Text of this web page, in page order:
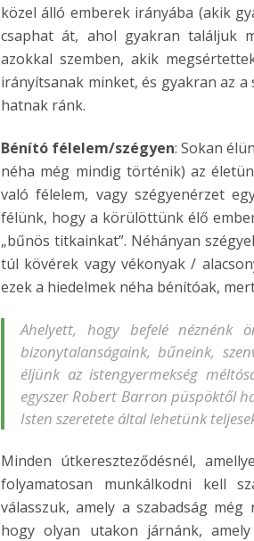
közel álló emberek irányába (akik
csaphat át, ahol gyakran találjuk
azokkal szemben, akik
irányítsanak minket, és gyakran az
hatnak ránk.
Bénító félelem/szégyen: Sokan
néha még mindig történik) az
való félelem, vagy szégyenérzet
félünk, hogy a körülöttünk élő
„bűnös titkainkat”. Néhányan
túl kövérek vagy vékonyak /
ezek a hiedelmek néha bénítóak,
Ahelyett, hogy befelé néznénk
bizonytalanságaink, bűneink,
éljünk az istengyermekség
egyszer Robert Barron püspöktől
Isten szeretete által lehetünk
Minden útkereszteződésnél,
folyamatosan munkálkodni kell
válasszuk, amely a szabadság
hogy olyan utakon járnánk,